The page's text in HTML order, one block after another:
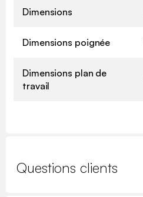
Dimensions
Dimensions poignée
Dimensions plan de
travail
Questions clients